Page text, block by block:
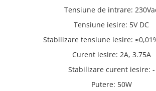
Tensiune de intrare:
Tensiune iesire: 5V DC
Stabilizare tensiune iesire:
Curent iesire: 2A, 3.75A
Stabilizare curent iesire: -
Putere: 50W